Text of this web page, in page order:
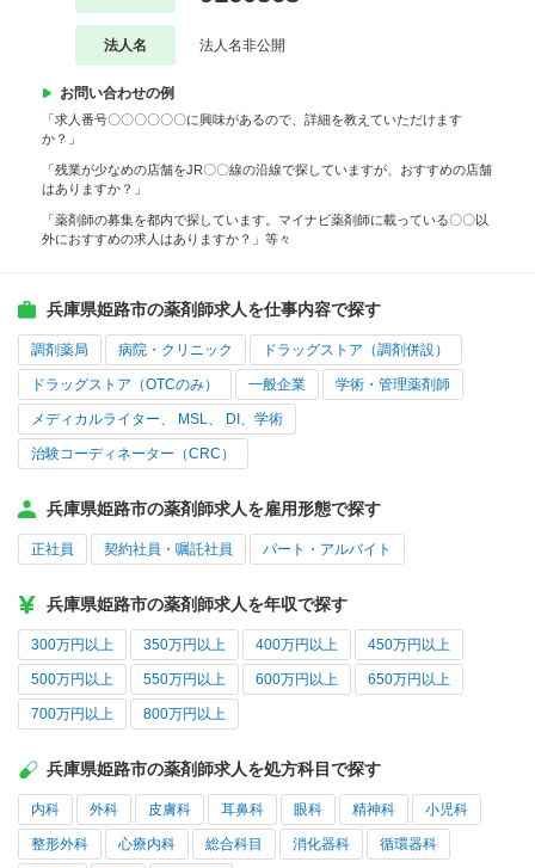
法人名 法人名非公開
お問い合わせの例
「求人番号〇〇〇〇〇〇に興味があるので、詳細を教えていただけます
か？」
「残業が少なめの店舗をJR〇〇線の沿線で探していますが、おすすめの店舗
はありますか？」
「薬剤師の募集を都内で探しています。マイナビ薬剤師に載っている〇〇以
外におすすめの求人はありますか？」等々
兵庫県姫路市の薬剤師求人を仕事内容で探す
調剤薬局 病院・クリニック ドラッグストア（調剤併設）
ドラッグストア（OTCのみ） 一般企業 学術・管理薬剤師
メディカルライター、 MSL、 DI、学術
治験コーディネーター（CRC）
兵庫県姫路市の薬剤師求人を雇用形態で探す
正社員 契約社員・嘱託社員 パート・アルバイト
兵庫県姫路市の薬剤師求人を年収で探す
300万円以上 350万円以上 400万円以上 450万円以上
500万円以上 550万円以上 600万円以上 650万円以上
700万円以上 800万円以上
兵庫県姫路市の薬剤師求人を処方科目で探す
内科 外科 皮膚科 耳鼻科 眼科 精神科 小児科
整形外科 心療内科 総合科目 消化器科 循環器科